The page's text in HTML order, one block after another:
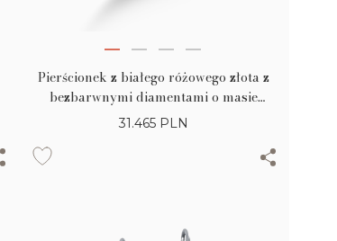
Pierścionek z białego różowego złota z
bezbarwnymi diamentami o masie
0.6ct i różowymi diamentami o masie
31.465 PLN